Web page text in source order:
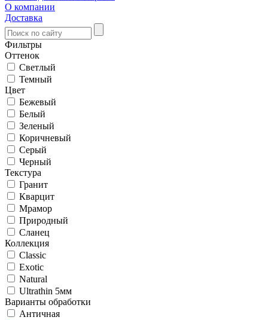
О компании
Доставка
Фильтры
Оттенок
Светлый
Темный
Цвет
Бежевый
Белый
Зеленый
Коричневый
Серый
Черный
Текстура
Гранит
Кварцит
Мрамор
Природный
Сланец
Коллекция
Classic
Exotic
Natural
Ultrathin 5мм
Варианты обработки
Античная